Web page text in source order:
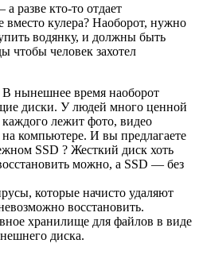
разве кто-то отдает
вместо кулера? Наоборот, нужно
водянку, и должны быть
чтобы человек захотел
нынешнее время наоборот
диски. У людей много ценной
лежит фото, видео
компьютере. И вы предлагаете
SSD ? Жесткий диск хоть
можно, а SSD — без
которые начисто удаляют
восстановить.
хранилище для файлов в виде
диска.